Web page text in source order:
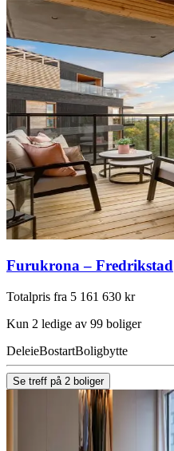
Furukrona – Fredrikstad
Totalpris fra 5 161 630 kr
Kun 2 ledige av 99 boliger
DeleieBostartBoligbytte
Se treff på 2 boliger